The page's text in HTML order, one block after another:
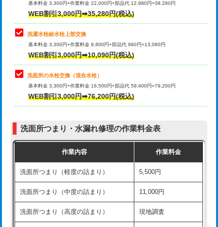
排水管工事（排水管工事/3ｍまで） 55,000円
排水管工事（追加 排水管工事/3ｍ超
え）
マス交換（土の掘削・埋め戻し作業）
マス交換（深さ50㎝未満）
マス交換（深さ50㎝以上）
モルタル補修（厚さ10㎝まで） 27,500円
モルタル補修（厚さ10㎝超え） 38,500円
洗面台設置 38,500円
バスタブ設置 現場見積
その他部品の脱着
交換・取付（タンク）
交換・取付(単水栓（壁付・デッキ
式）)
交換・取付(混合水栓（壁付・デッキ
式・ワンホール）)
16,500円+材料費
（P/S/ポップアップ））
交換・取付（その他部品） 11,000円+材料費
持込商品取付（単水栓） 13,200円
持込商品取付（混合水栓） 16,500円
持込商品取付（浄水器・分岐水栓） 16,500円
給水管工事※（ホール加工) 16,500円
基本料金 3,300円+作業料金 22,000円+部品代 12,980円=38,280円
WEB割引3,000円➡35,280円(税込)
洗濯水栓給水栓上部交換
基本料金 3,300円+作業料金 8,800円+部品代 990円=13,090円
WEB割引3,000円➡10,090円(税込)
洗面所の水栓交換（混合水栓）
基本料金 3,300円+作業料金 16,500円+部品代 59,400円=79,200円
WEB割引3,000円➡76,200円(税込)
洗面所つまり・水漏れ修理の作業料金表
作業内容 作業料金
洗面所つまり（軽度の詰まり） 5,500円
洗面所つまり（中度の詰まり） 11,000円
洗面所つまり（高度の詰まり） 現地調査